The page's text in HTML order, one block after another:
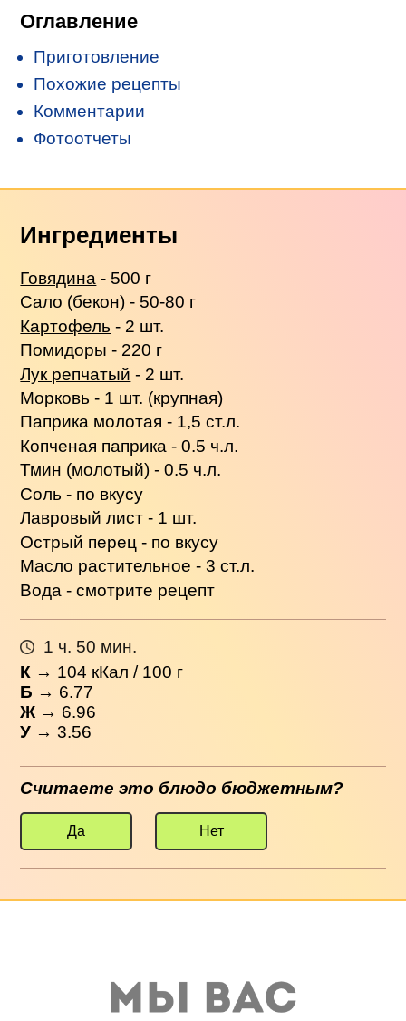
Оглавление
Приготовление
Похожие рецепты
Комментарии
Фотоотчеты
Ингредиенты
Говядина - 500 г
Сало (бекон) - 50-80 г
Картофель - 2 шт.
Помидоры - 220 г
Лук репчатый - 2 шт.
Морковь - 1 шт. (крупная)
Паприка молотая - 1,5 ст.л.
Копченая паприка - 0.5 ч.л.
Тмин (молотый) - 0.5 ч.л.
Соль - по вкусу
Лавровый лист - 1 шт.
Острый перец - по вкусу
Масло растительное - 3 ст.л.
Вода - смотрите рецепт
1 ч. 50 мин.
К → 104 кКал / 100 г
Б → 6.77
Ж → 6.96
У → 3.56
Считаете это блюдо бюджетным?
Да Нет